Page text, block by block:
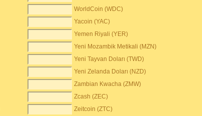
WorldCoin (WDC)
Yacoin (YAC)
Yemen Riyali (YER)
Yeni Mozambik Metikali (MZN)
Yeni Tayvan Doları (TWD)
Yeni Zelanda Doları (NZD)
Zambian Kwacha (ZMW)
Zcash (ZEC)
Zeitcoin (ZTC)